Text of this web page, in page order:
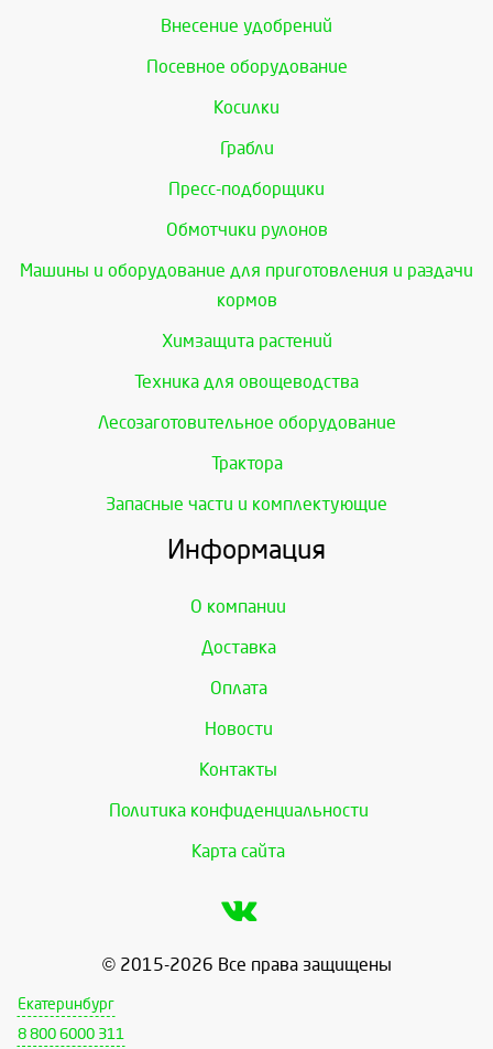
Внесение удобрений
Посевное оборудование
Косилки
Грабли
Пресс-подборщики
Обмотчики рулонов
Машины и оборудование для приготовления и раздачи
кормов
Химзащита растений
Техника для овощеводства
Лесозаготовительное оборудование
Трактора
Запасные части и комплектующие
Информация
О компании
Доставка
Оплата
Новости
Контакты
Политика конфиденциальности
Карта сайта
© 2015-2026 Все права защищены
Екатеринбург
8 800 6000 311